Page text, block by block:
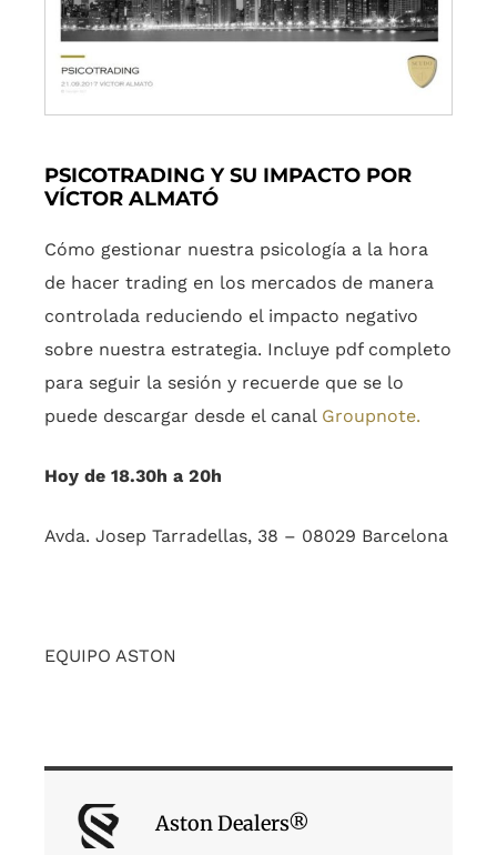
PSICOTRADING Y SU IMPACTO POR
VÍCTOR ALMATÓ
Cómo gestionar nuestra psicología a la hora
de hacer trading en los mercados de manera
controlada reduciendo el impacto negativo
sobre nuestra estrategia. Incluye pdf completo
para seguir la sesión y recuerde que se lo
puede descargar desde el canal Groupnote.
Hoy de 18.30h a 20h
Avda. Josep Tarradellas, 38 – 08029 Barcelona
EQUIPO ASTON
Aston Dealers®